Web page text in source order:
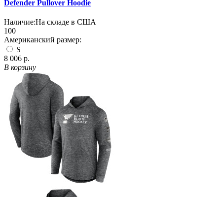
Defender Pullover Hoodie
Наличие:На складе в США
100
Американский размер:
S
8 006 р.
В корзину